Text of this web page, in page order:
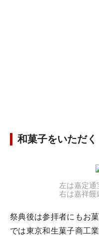
和菓子をいただく
左は嘉定通
右は嘉祥饅
祭典後は参拝者にもお
では東京和生菓子商工